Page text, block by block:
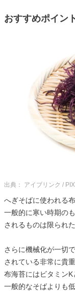
おすすめポイン
出典： アイブリンク /
へぎそばに使われる
一般的に寒い時期の
されるものは限られ
さらに機械化が一切
されている非常に貴
布海苔にはビタミン
一般的なそばよりも